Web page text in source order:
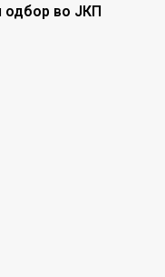
одбор во ЈКП